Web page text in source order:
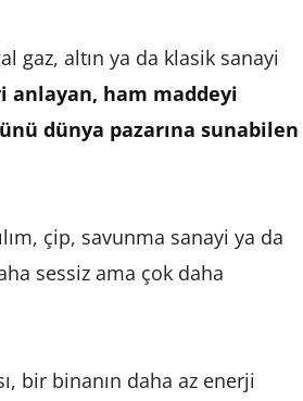
gaz, altın ya da klasik sanayi
anlayan, ham maddeyi
dünya pazarına sunabilen
çip, savunma sanayi ya da
sessiz ama çok daha
bir binanın daha az enerji